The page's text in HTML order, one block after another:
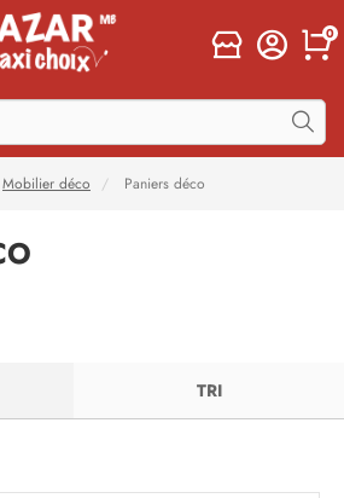
0
Mobilier déco Paniers déco
TRI